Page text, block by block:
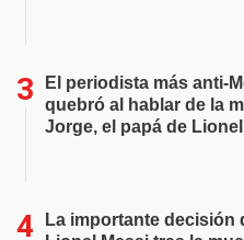
El periodista más anti-
quebró al hablar de la
Jorge, el papá de Lionel
La importante decisión